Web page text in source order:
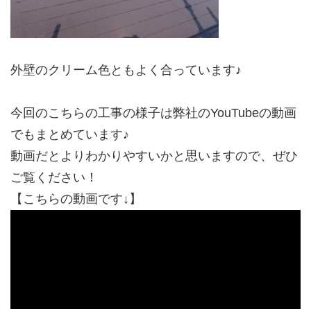
外壁のクリーム色ともよく合っています♪
今回のこちらの工事の様子は弊社のYouTubeの動画
でもまとめています♪
動画だとよりわかりやすいかと思いますので、ぜひ
ご覧ください！
【こちらの動画です↓】